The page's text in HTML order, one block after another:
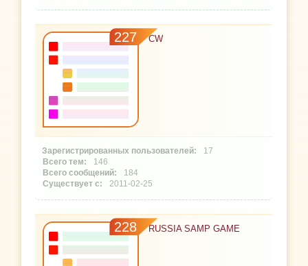
227 CW
17
146
184
2011-02-25
228 RUSSIA SAMP GAME